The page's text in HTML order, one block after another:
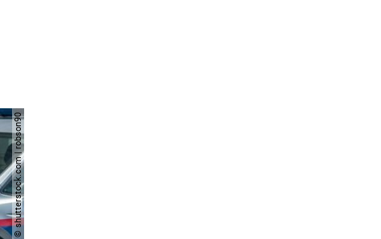
© shutterstock.com | robson90